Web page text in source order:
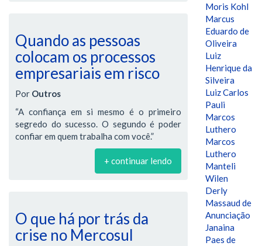
Quando as pessoas
colocam os processos
empresariais em risco
Por Outros
“A confiança em si mesmo é o primeiro
segredo do sucesso. O segundo é poder
confiar em quem trabalha com você.”
+ continuar lendo
O que há por trás da
crise no Mercosul
Moris Kohl
Marcus
Eduardo de
Oliveira
Luiz
Henrique da
Silveira
Luiz Carlos
Pauli
Marcos
Luthero
Marcos
Luthero
Manteli
Wilen
Derly
Massaud de
Anunciação
Janaina
Paes de